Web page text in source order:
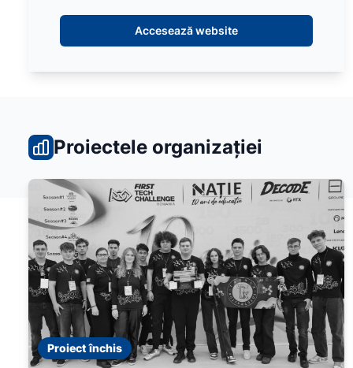
Accesează website
Proiectele organizației
Proiect închis